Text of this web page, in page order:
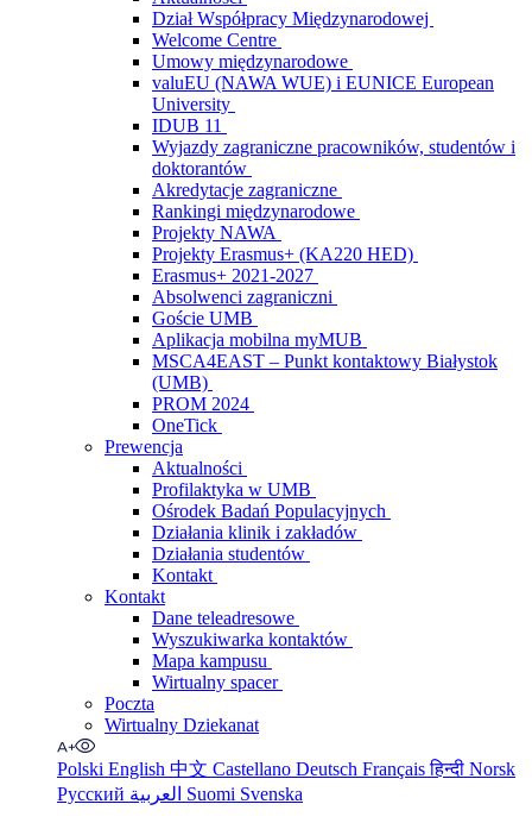
Dział Współpracy Międzynarodowej
Welcome Centre
Umowy międzynarodowe
valuEU (NAWA WUE) i EUNICE European
University
IDUB 11
Wyjazdy zagraniczne pracowników, studentów i
doktorantów
Akredytacje zagraniczne
Rankingi międzynarodowe
Projekty NAWA
Projekty Erasmus+ (KA220 HED)
Erasmus+ 2021-2027
Absolwenci zagraniczni
Goście UMB
Aplikacja mobilna myMUB
MSCA4EAST – Punkt kontaktowy Białystok
(UMB)
PROM 2024
OneTick
Prewencja
Aktualności
Profilaktyka w UMB
Ośrodek Badań Populacyjnych
Działania klinik i zakładów
Działania studentów
Kontakt
Kontakt
Dane teleadresowe
Wyszukiwarka kontaktów
Mapa kampusu
Wirtualny spacer
Poczta
Wirtualny Dziekanat
Polski English 中文 Castellano Deutsch Françaisहिन्दी Norsk
Русский
Suomi Svenska